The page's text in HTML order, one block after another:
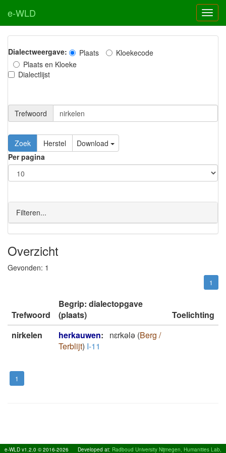
e-WLD
Dialectweergave: Plaats
Kloekecode
Plaats en Kloeke
Dialectlijst
Trefwoord
Download
Per pagina
Filteren...
Overzicht
Gevonden: 1
1
Trefwoord
Begrip: dialectopgave
(plaats)
Toelichting
nirkelen
herkauwen: nɛrkǝlǝ (Berg /
Terblijt) I-11
1
e-WLD v1.2.0 © 2016-2026 Developed at: Radboud University Nijmegen, Humanities Lab,